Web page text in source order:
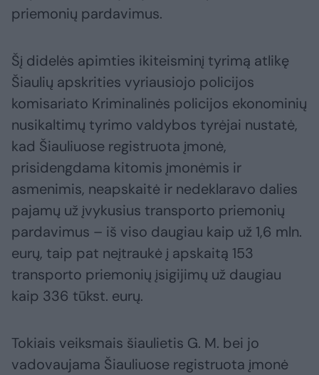
priemonių pardavimus.
Šį didelės apimties ikiteisminį tyrimą atlikę
Šiaulių apskrities vyriausiojo policijos
komisariato Kriminalinės policijos ekonominių
nusikaltimų tyrimo valdybos tyrėjai nustatė,
kad Šiauliuose registruota įmonė,
prisidengdama kitomis įmonėmis ir
asmenimis, neapskaitė ir nedeklaravo dalies
pajamų už įvykusius transporto priemonių
pardavimus – iš viso daugiau kaip už 1,6 mln.
eurų, taip pat neįtraukė į apskaitą 153
transporto priemonių įsigijimų už daugiau
kaip 336 tūkst. eurų.
Tokiais veiksmais šiaulietis G. M. bei jo
vadovaujama Šiauliuose registruota įmonė